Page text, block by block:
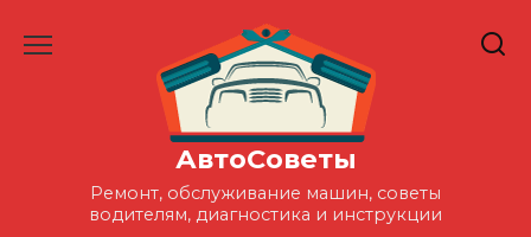
АвтоСоветы
Ремонт, обслуживание машин, советы
водителям, диагностика и инструкции